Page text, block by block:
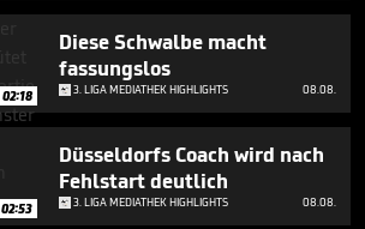
02:18
Diese Schwalbe macht
fassungslos
3. LIGA MEDIATHEK HIGHLIGHTS 08.08.
02:53
Düsseldorfs Coach wird nach
Fehlstart deutlich
3. LIGA MEDIATHEK HIGHLIGHTS 08.08.